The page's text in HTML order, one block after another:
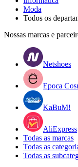
Moda
Todos os
Nossas marcas e
Netshoes
Epoca
KaBuM!
AliExpress
Todas as marcas
Todas as
Todas as